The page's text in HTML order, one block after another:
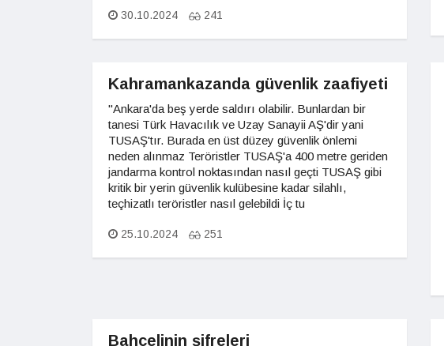
30.10.2024 241
Kahramankazanda güvenlik zaafiyeti
"Ankara'da beş yerde saldırı olabilir. Bunlardan bir
tanesi Türk Havacılık ve Uzay Sanayii AŞ'dir yani
TUSAŞ'tır. Burada en üst düzey güvenlik önlemi
neden alınmaz Teröristler TUSAŞ'a 400 metre geriden
jandarma kontrol noktasından nasıl geçti TUSAŞ gibi
kritik bir yerin güvenlik kulübesine kadar silahlı,
teçhizatlı teröristler nasıl gelebildi İç tu
25.10.2024 251
Bahçelinin şifreleri